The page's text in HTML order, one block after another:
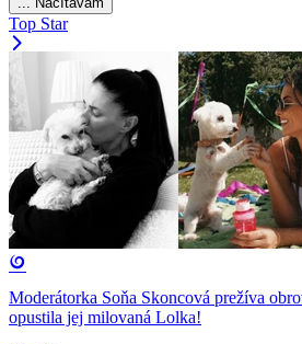
Top Star
Moderátorka Soňa Skoncová prežíva
opustila jej milovaná Lolka!